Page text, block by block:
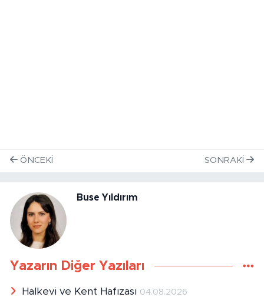
ÖNCEKI SONRAKI
Buse Yıldırım
Yazarın Diğer Yazıları
Halkevi ve Kent Hafızası 04.08.2026